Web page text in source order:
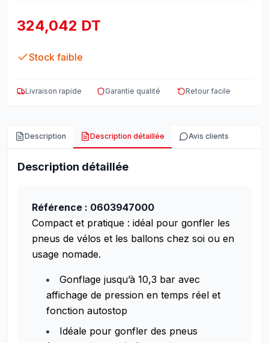
324,042 DT
Stock faible
Livraison rapide Garantie qualité Retour facile
Description Description détaillée Avis clients
Description détaillée
Référence : 0603947000
Compact et pratique : idéal pour gonfler les
pneus de vélos et les ballons chez soi ou en
usage nomade.
Gonflage jusqu’à 10,3 bar avec
affichage de pression en temps réel et
fonction autostop
Idéale pour gonfler des pneus